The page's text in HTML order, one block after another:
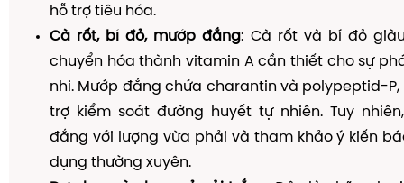
hỗ trợ tiêu hóa.
Cà rốt, bí đỏ, mướp đắng: Cà rốt và bí đỏ
chuyển hóa thành vitamin A cần thiết cho sự
nhi. Mướp đắng chứa charantin và polypeptid-
trợ kiểm soát đường huyết tự nhiên. Tuy
đắng với lượng vừa phải và tham khảo ý kiến
dụng thường xuyên.